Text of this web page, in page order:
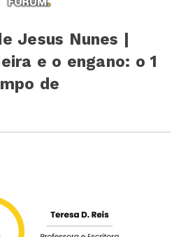
Jesus Nunes |
e o engano: o 1
de